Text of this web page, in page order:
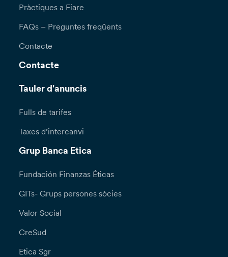
Pràctiques a Fiare
FAQs – Preguntes freqüents
Contacte
Contacte
Tauler d'anuncis
Fulls de tarifes
Taxes d’intercanvi
Grup Banca Etica
Fundación Finanzas Éticas
GITs- Grups persones sòcies
Valor Social
CreSud
Etica Sgr